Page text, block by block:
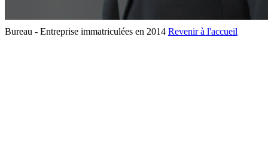
Bureau - Entreprise immatriculées en 2014 Revenir à l'accueil